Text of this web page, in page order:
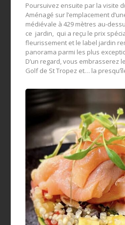
Poursuivez ensuite par la visite
Aménagé sur l’emplacement
médiévale à 429 mètres au-
ce jardin, qui a reçu le prix
fleurissement et le label jardin
panorama parmi les plus
D’un regard, vous embrasserez
Golf de St Tropez et… la